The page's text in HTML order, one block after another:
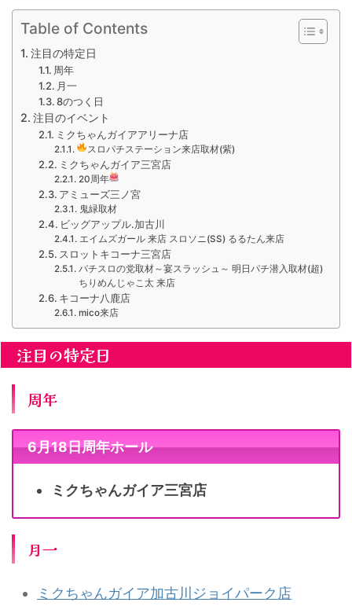
Table of Contents
注目の特定日
周年
月一
8のつく日
注目のイベント
ミクちゃんガイアアリーナ店
スロパチステーション来店取材(紫)
ミクちゃんガイア三宮店
20周年
アミューズ三ノ宮
鬼緑取材
ビッグアップル.加古川
エイムズガール 来店 スロソニ(SS) るるたん来店
スロットキコーナ三宮店
パチスロの党取材～宴スラッシュ～ 明日パチ潜入取材(超)
ちりめんじゃこ太 来店
キコーナ八鹿店
mico来店
注目の特定日
周年
6月18日周年ホール
ミクちゃんガイア三宮店
月一
ミクちゃんガイア加古川ジョイパーク店